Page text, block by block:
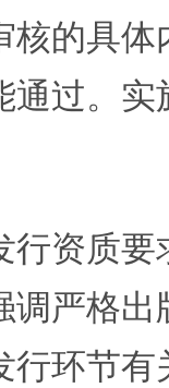
核的具
通过。
资质要
调严格
行环节